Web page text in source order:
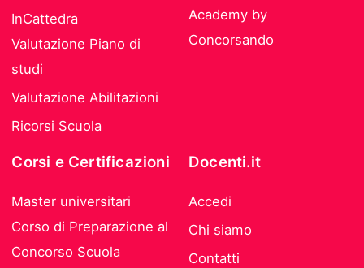
InCattedra
Valutazione Piano di
studi
Valutazione Abilitazioni
Ricorsi Scuola
Academy by
Concorsando
Corsi e Certificazioni
Master universitari
Corso di Preparazione al
Concorso Scuola
Docenti.it
Accedi
Chi siamo
Contatti